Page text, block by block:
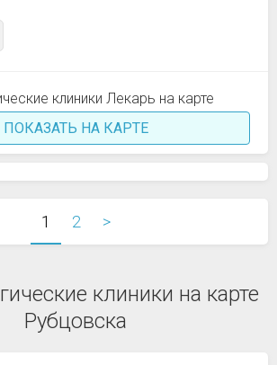
ПОКАЗАТЬ НА КАРТЕ
1 2 >
клиники на карте
Рубцовска